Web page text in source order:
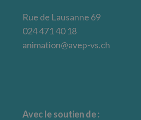
Rue de Lausanne 69
024 471 40 18
animation@avep-vs.ch
Avec le soutien de :